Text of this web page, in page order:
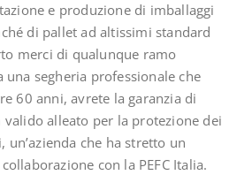
e produzione di imballaggi
di pallet ad altissimi standard
merci di qualunque ramo
segheria professionale che
60 anni, avrete la garanzia di
valido alleato per la protezione dei
che ha stretto un
con la PEFC Italia.